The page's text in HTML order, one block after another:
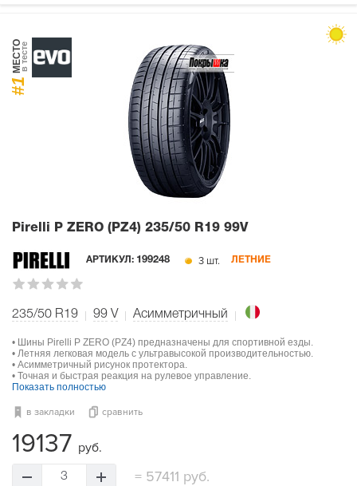
#1
МЕСТОв тесте
Pirelli P ZERO (PZ4) 235/50 R19 99V
АРТИКУЛ: 199248 3 шт. ЛЕТНИЕ
235/50 R19 99 V Асимметричный
• Шины Pirelli P ZERO (PZ4) предназначены для спортивной езды.
• Летняя легковая модель с ультравысокой производительностью.
• Асимметричный рисунок протектора.
• Точная и быстрая реакция на рулевое управление.
Показать полностью
в закладки сравнить
19137 руб.
3 =57411 руб.